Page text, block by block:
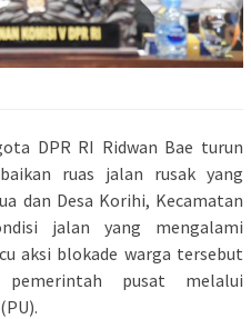
DPR RI Ridwan Bae turun
ruas jalan rusak yang
dan Desa Korihi, Kecamatan
jalan yang mengalami
aksi blokade warga tersebut
pusat melalui